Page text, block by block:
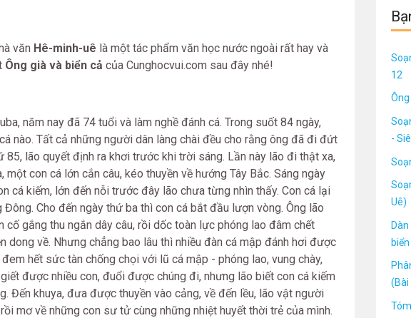
văn Hê-minh-uê là một tác phẩm văn học nước ngoài rất hay và
Ông già và biển cả của Cunghocvui.com sau đây nhé!
năm nay đã 74 tuổi và làm nghề đánh cá. Trong suốt 84 ngày,
nào. Tất cả những người dân làng chài đều cho rằng ông đã đi đứt
lão quyết định ra khơi trước khi trời sáng. Lần này lão đi thật xa,
một con cá lớn cắn câu, kéo thuyền về hướng Tây Bắc. Sáng ngày
cá kiếm, lớn đến nỗi trước đây lão chưa từng nhìn thấy. Con cá lại
Cho đến ngày thứ ba thì con cá bắt đầu lượn vòng. Ông lão
cố gắng thu ngắn dây câu, rồi dốc toàn lực phóng lao đâm chết
dong về. Nhưng chẳng bao lâu thì nhiều đàn cá mập đánh hơi được
hết sức tàn chống chọi với lũ cá mập - phóng lao, vung chày,
được nhiều con, đuổi được chúng đi, nhưng lão biết con cá kiếm
Đến khuya, đưa được thuyền vào cảng, về đến lều, lão vật người
mơ về những con sư tử cùng những nhiệt huyết thời trẻ của mình.
12
-
Uê)
(Bài